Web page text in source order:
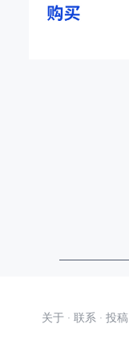
关于 · 联系 · 投稿